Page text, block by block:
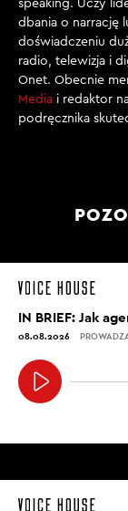
speaking. Uczy
dbania o narrację
doświadczeniu
radio, telewizja i
Onet. Obecnie
Media i redaktor
podręcznika
IN BRIEF: Jak
08.08.2026